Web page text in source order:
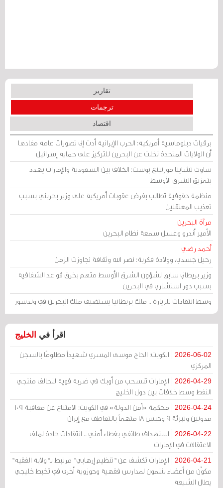
تقارير
ترجمات
اقتصاد
برقيات دبلوماسية أمريكية: الحرب الإيرانية أدت إلى تصورات عامة مفادها
أن الولايات المتحدة تخلت عن البحرين للتركيز على حماية إسرائيل
ساوث تشاينا مورنينغ بوست: الخلاف بين السعودية والإمارات يهدد
بتمزيق الشرق الأوسط
منظمة حقوقية تطالب بفرض عقوبات أمريكية على وزير بحريني بسبب
تعذيب المعتقلين
مرآة البحرين
الأمير أندرو وغسل سمعة نظام البحرين
أحمد رضي
رحيل جسدي، وولادة فكرية: نصر الله وثقافة تجاوزت الزمن
وزير بريطاني سابق لشؤون الشرق الأوسط متهم بخرق قواعد الشفافية
بسبب دور استشاري في البحرين
وسط انتقادات للزيارة .. ملك بريطانيا يستضيف ملك البحرين في وندسور
اقرأ في الخليج
2026-06-02
الكويت: الحاج موسى المسري شهيداً مظلومًا بالسجن
المركزي
2026-04-29
الإمارات تنسحب من أوبك في ضربة قوية لتحالف منتجي
النفط وسط خلافات بين دول الخليج
2026-04-24
محكمة «أمن الدولة» في الكويت: الامتناع عن معاقبة 109
مدونين وتبرئة 9 وحبس 18 متهماً بالتعاطف مع إيران
2026-04-22
استهداف طائفي بغطاء أمني .. انتقادات حادة لملف
الاعتقالات في الإمارات
2026-04-21
الإمارات تكشف عن "تنظيم إرهابي" مرتبط بـ"ولاية الفقيه"
مكوّن من أعضاء ينتمون لمدارس فقهية وحوزوية أخرى في تخبط خليجي
يطال الشيعة